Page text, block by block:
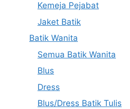
Kemeja Pejabat
Jaket Batik
Batik Wanita
Semua Batik Wanita
Blus
Dress
Blus/Dress Batik Tulis